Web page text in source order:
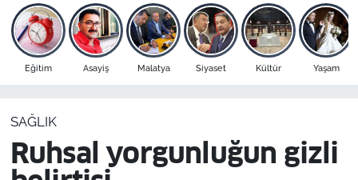
Eğitim Asayiş Malatya Siyaset Kültür Yaşam
SAĞLIK
Ruhsal yorgunluğun gizli
Dünya
Bölge
Resmi İlanlar
Malatya Trafik Yoğunluk Haritası
Süper Lig Puan Durumu ve Fikstür
Son Dakika Haberleri
Haber Arşivi